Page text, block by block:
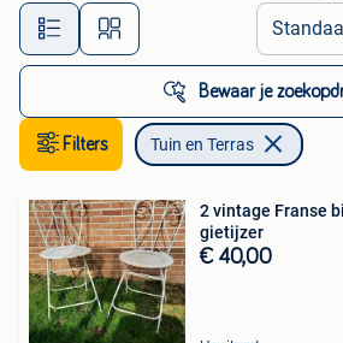
Alle afstanden…
Bewaar je
Filters Tuin en Terras
2 vintage Franse
gietijzer
€ 40,00